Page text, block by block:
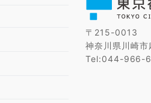
〒215-0013
神奈川県川崎
Tel:044-966-